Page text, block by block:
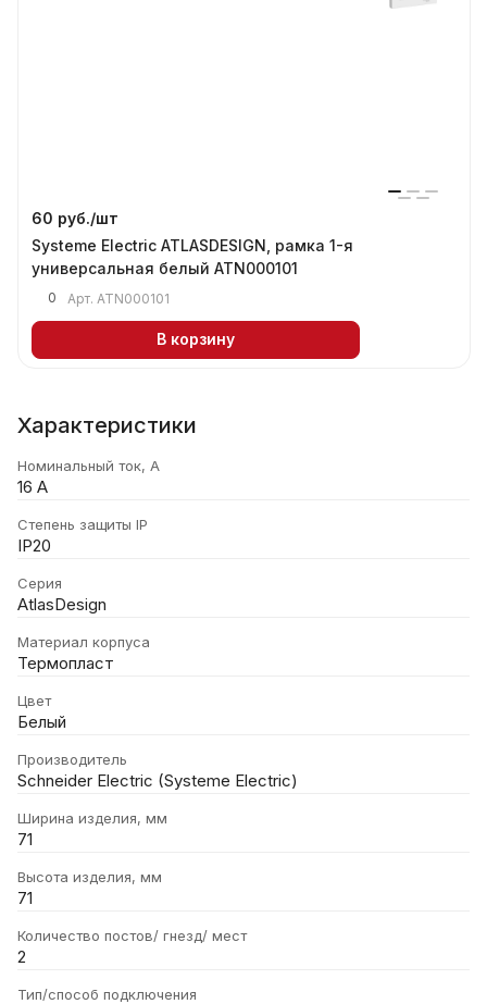
60 руб./шт
Systeme Electric ATLASDESIGN, рамка 1-я
универсальная белый ATN000101
0 Арт. ATN000101
В корзину
Характеристики
Номинальный ток, А
16 А
Степень защиты IP
IP20
Серия
AtlasDesign
Материал корпуса
Термопласт
Цвет
Белый
Производитель
Schneider Electric (Systeme Electric)
Ширина изделия, мм
71
Высота изделия, мм
71
Количество постов/ гнезд/ мест
2
Тип/способ подключения